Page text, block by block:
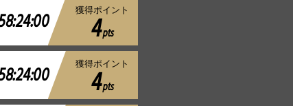
獲得ポイント
4pts
獲得ポイント
4pts